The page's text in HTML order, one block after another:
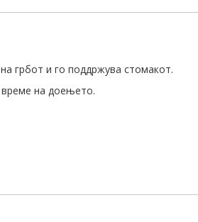
грбот и го поддржува стомакот.
време на доењето.